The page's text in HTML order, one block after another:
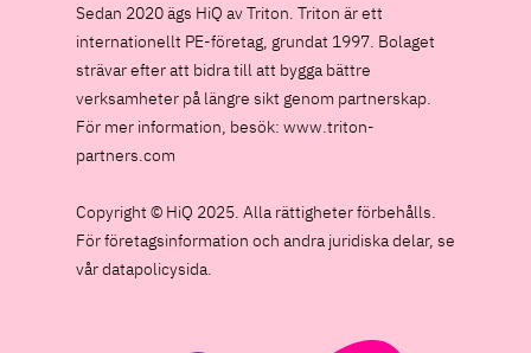
Sedan 2020 ägs HiQ av Triton. Triton är ett
internationellt PE-företag, grundat 1997. Bolaget
strävar efter att bidra till att bygga bättre
verksamheter på längre sikt genom partnerskap.
För mer information, besök: www.triton-
partners.com
Copyright © HiQ 2025. Alla rättigheter förbehålls.
För företagsinformation och andra juridiska delar, se
vår datapolicysida.